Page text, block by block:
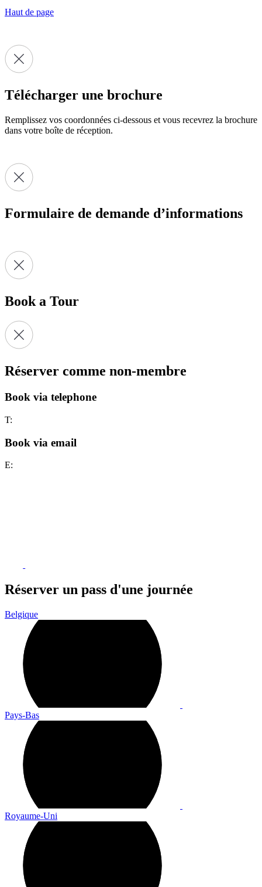
Haut de page
Télécharger une brochure
Remplissez vos coordonnées ci-dessous et vous recevrez la brochure
dans votre boîte de réception.
Formulaire de demande d’informations
Book a Tour
Réserver comme non-membre
Book via telephone
T:
Book via email
E:
Réserver un pass d'une journée
Belgique
Pays-Bas
Royaume-Uni